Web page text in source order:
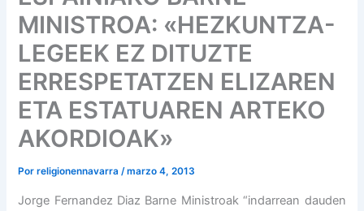
MINISTROA: «HEZKUNTZA-
LEGEEK EZ DITUZTE
ERRESPETATZEN ELIZAREN
ETA ESTATUAREN ARTEKO
AKORDIOAK»
Porreligionennavarra/marzo 4, 2013
Jorge Fernandez Diaz Barne Ministroak “indarrean dauden